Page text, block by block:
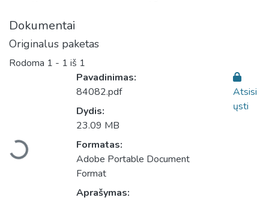
Dokumentai
Originalus paketas
Rodoma 1 - 1 iš 1
Įkeliama...
Pavadinimas:
84082.pdf
Dydis:
23.09 MB
Formatas:
Adobe Portable Document
Format
Aprašymas:
Atsisi
ųsti